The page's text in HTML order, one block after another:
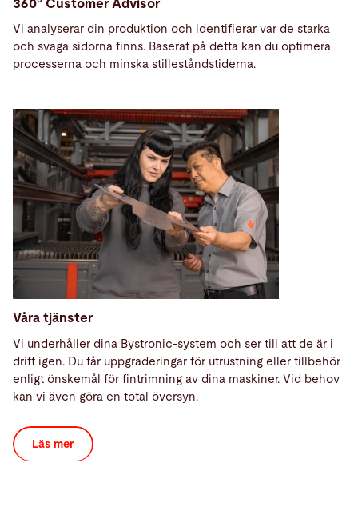
360° Customer Advisor
Vi analyserar din produktion och identifierar var de starka
och svaga sidorna finns. Baserat på detta kan du optimera
processerna och minska stilleståndstiderna.
Våra tjänster
Vi underhåller dina Bystronic-system och ser till att de är i
drift igen. Du får uppgraderingar för utrustning eller tillbehör
enligt önskemål för fintrimning av dina maskiner. Vid behov
kan vi även göra en total översyn.
Läs mer